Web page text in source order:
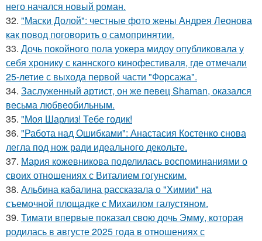
него начался новый роман.
32. "Маски Долой": честные фото жены Андрея Леонова
как повод поговорить о самопринятии.
33. Дочь покойного пола уокера мидоу опубликовала у
себя хронику с каннского кинофестиваля, где отмечали
25-летие с выхода первой части "Форсажа".
34. Заслуженный артист, он же певец Shaman, оказался
весьма любвеобильным.
35. "Моя Шарлиз! Тебе годик!
36. "Работа над Ошибками": Анастасия Костенко снова
легла под нож ради идеального декольте.
37. Мария кожевникова поделилась воспоминаниями о
своих отношениях с Виталием гогунским.
38. Альбина кабалина рассказала о "Химии" на
съемочной площадке с Михаилом галустяном.
39. Тимати впервые показал свою дочь Эмму, которая
родилась в августе 2025 года в отношениях с